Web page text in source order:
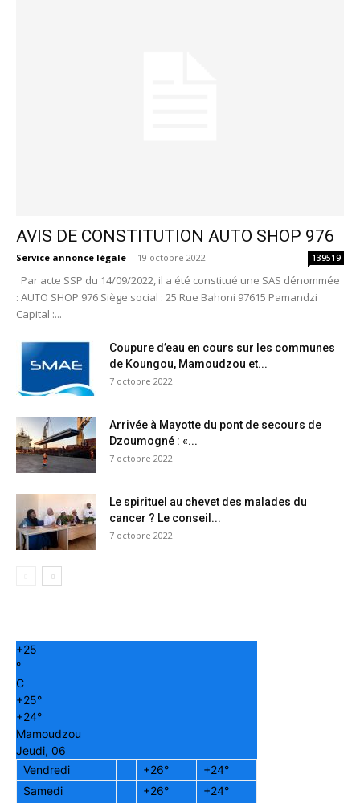
AVIS DE CONSTITUTION AUTO SHOP 976
Service annonce légale - 19 octobre 2022 139519
Par acte SSP du 14/09/2022, il a été constitué une SAS dénommée
: AUTO SHOP 976 Siège social : 25 Rue Bahoni 97615 Pamandzi
Capital :...
Coupure d’eau en cours sur les communes
de Koungou, Mamoudzou et...
7 octobre 2022
Arrivée à Mayotte du pont de secours de
Dzoumogné : «...
7 octobre 2022
Le spirituel au chevet des malades du
cancer ? Le conseil...
7 octobre 2022
+25
°
C
+25°
+24°
Mamoudzou
Jeudi, 06
Vendredi
+26° +24°
Samedi
+26° +24°